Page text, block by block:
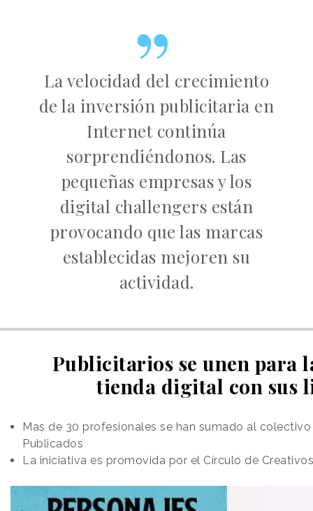
La velocidad del crecimiento
de la inversión publicitaria en
Internet continúa
sorprendiéndonos. Las
pequeñas empresas y los
digital challengers están
provocando que las marcas
establecidas mejoren su
actividad.
Publicitarios se unen para
tienda digital con sus
Mas de 30 profesionales se han sumado al
Publicados
La iniciativa es promovida por el Círculo de